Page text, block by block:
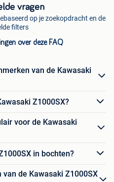
vragen
op je zoekopdracht en de
filters
over deze FAQ
van de Kawasaki
Z1000SX?
voor de Kawasaki
in bochten?
de Kawasaki Z1000SX